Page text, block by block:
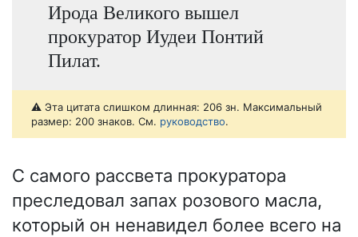
Ирода Великого вышел
прокуратор Иудеи Понтий
Пилат.
⚠️ Эта цитата слишком длинная: 206 зн. Максимальный
размер: 200 знаков. См. руководство.
С самого рассвета прокуратора
преследовал запах розового масла,
который он ненавидел более всего на